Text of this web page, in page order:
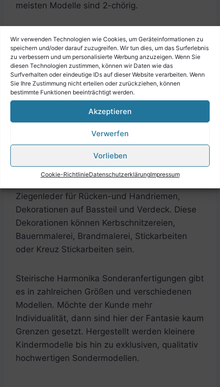
Wir verwenden Technologien wie Cookies, um Geräteinformationen zu
speichern und/oder darauf zuzugreifen. Wir tun dies, um das Surferlebnis
zu verbessern und um personalisierte Werbung anzuzeigen. Wenn Sie
diesen Technologien zustimmen, können wir Daten wie das
Surfverhalten oder eindeutige IDs auf dieser Website verarbeiten. Wenn
Sie Ihre Zustimmung nicht erteilen oder zurückziehen, können
bestimmte Funktionen beeinträchtigt werden.
Akzeptieren
Verwerfen
Vorlieben
Cookie-RichtlinieDatenschutzerklärungImpressum
meisten Modelle sind 2-chörig.
Bei den steirischen Harmonika Patentmodellen
können Kunden aus vielen verschiedenen
Holzarten das Holz auswählen, aus dem das
Instrument hergestellt werden soll. Diese
Modelle sind in der Regel 3-chörig und mit
46,50 oder 54 Tasten versehen.
Selbstverständlich hat man auch die
Möglichkeit weitere Zusatz-Optionen für seine
Harmonika auszuwählen, das können unter
anderem sein: 10 verschiedene Balgfarben für
Ziegenleder für Rücken-und Handriemen,
Dekorationen auf Bassteil und Verdeck. Diese
Dekorationen können Kerbschnitzereien,
Bauernmalerei, Brandmalerei, Stickarbeiten
oder Kreuz Stickarbeiten sein.
Steirische Harmonika Sonderanfertigungen gibt
es in zahlreichen Größen und verschiedenen
Modellen. Möchte der Kunde mehr
Individualität, dann sind hier der Fantasie kaum
Grenzen gesetzt. Hergestellt werden kleinere
Kindermodelle bis hin zu exklusiven, qualitativ
hochwertigen Sondermodellen.